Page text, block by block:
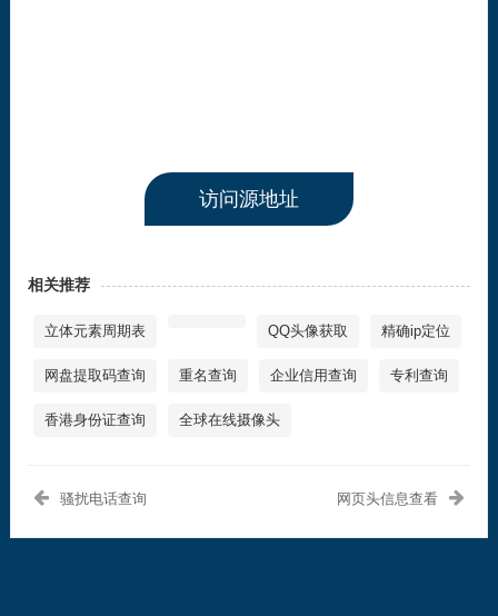
访问源地址
相关推荐
立体元素周期表 QQ头像获取 精确ip定位
网盘提取码查询 重名查询 企业信用查询 专利查询
香港身份证查询 全球在线摄像头
骚扰电话查询 网页头信息查看